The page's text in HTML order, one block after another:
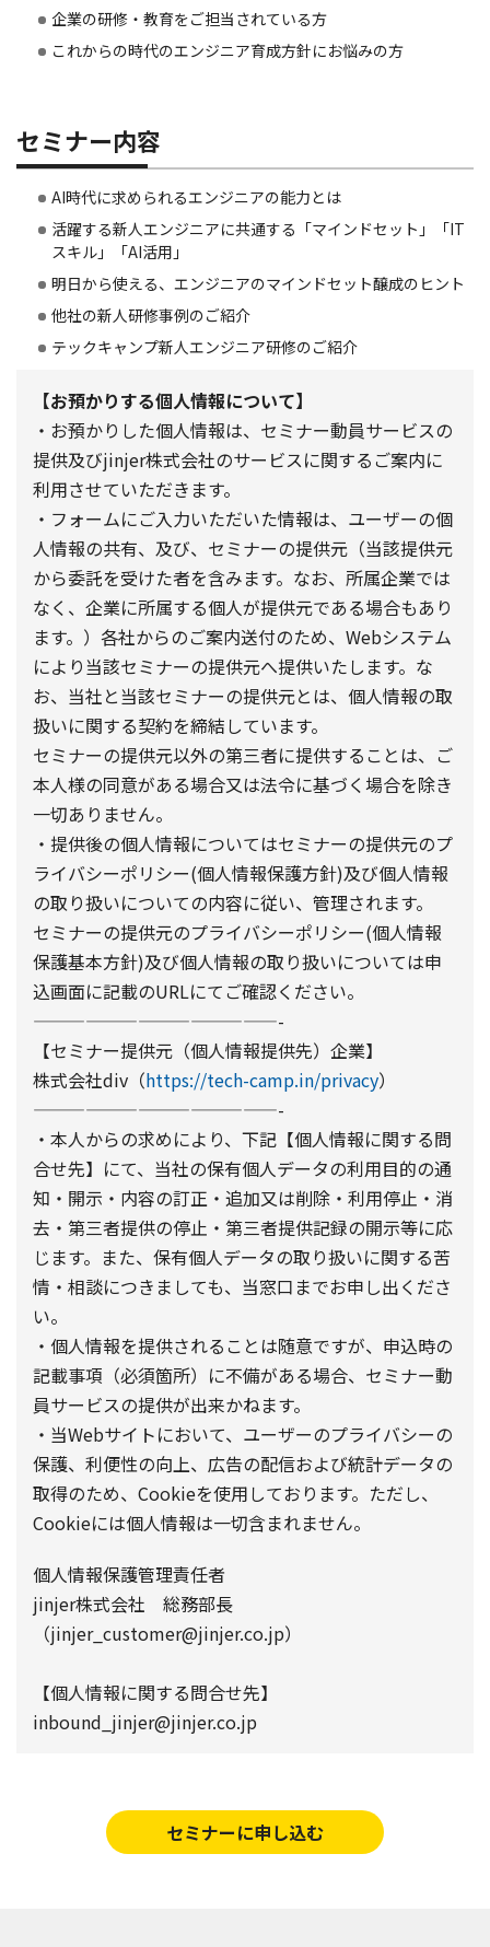
企業の研修・教育をご担当されている方
これからの時代のエンジニア育成方針にお悩みの方
セミナー内容
AI時代に求められるエンジニアの能力とは
活躍する新人エンジニアに共通する「マインドセット」「IT
スキル」「AI活用」
明日から使える、エンジニアのマインドセット醸成のヒント
他社の新人研修事例のご紹介
テックキャンプ新人エンジニア研修のご紹介
【お預かりする個人情報について】
・お預かりした個人情報は、セミナー動員サービスの
提供及びjinjer株式会社のサービスに関するご案内に
利用させていただきます。
・フォームにご入力いただいた情報は、ユーザーの個
人情報の共有、及び、セミナーの提供元（当該提供元
から委託を受けた者を含みます。なお、所属企業では
なく、企業に所属する個人が提供元である場合もあり
ます。）各社からのご案内送付のため、Webシステム
により当該セミナーの提供元へ提供いたします。な
お、当社と当該セミナーの提供元とは、個人情報の取
扱いに関する契約を締結しています。
セミナーの提供元以外の第三者に提供することは、ご
本人様の同意がある場合又は法令に基づく場合を除き
一切ありません。
・提供後の個人情報についてはセミナーの提供元のプ
ライバシーポリシー(個人情報保護方針)及び個人情報
の取り扱いについての内容に従い、管理されます。
セミナーの提供元のプライバシーポリシー(個人情報
保護基本方針)及び個人情報の取り扱いについては申
込画面に記載のURLにてご確認ください。
——————————————-
【セミナー提供元（個人情報提供先）企業】
株式会社div（https://tech-camp.in/privacy）
——————————————-
・本人からの求めにより、下記【個人情報に関する問
合せ先】にて、当社の保有個人データの利用目的の通
知・開示・内容の訂正・追加又は削除・利用停止・消
去・第三者提供の停止・第三者提供記録の開示等に応
じます。また、保有個人データの取り扱いに関する苦
情・相談につきましても、当窓口までお申し出くださ
い。
・個人情報を提供されることは随意ですが、申込時の
記載事項（必須箇所）に不備がある場合、セミナー動
員サービスの提供が出来かねます。
・当Webサイトにおいて、ユーザーのプライバシーの
保護、利便性の向上、広告の配信および統計データの
取得のため、Cookieを使用しております。ただし、
Cookieには個人情報は一切含まれません。
個人情報保護管理責任者
jinjer株式会社 総務部長
（jinjer_customer@jinjer.co.jp）
【個人情報に関する問合せ先】
inbound_jinjer@jinjer.co.jp
セミナーに申し込む